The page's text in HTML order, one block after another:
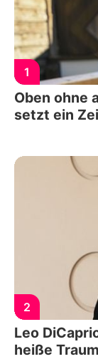
1
Oben ohne
setzt ein
2
Leo
heiße